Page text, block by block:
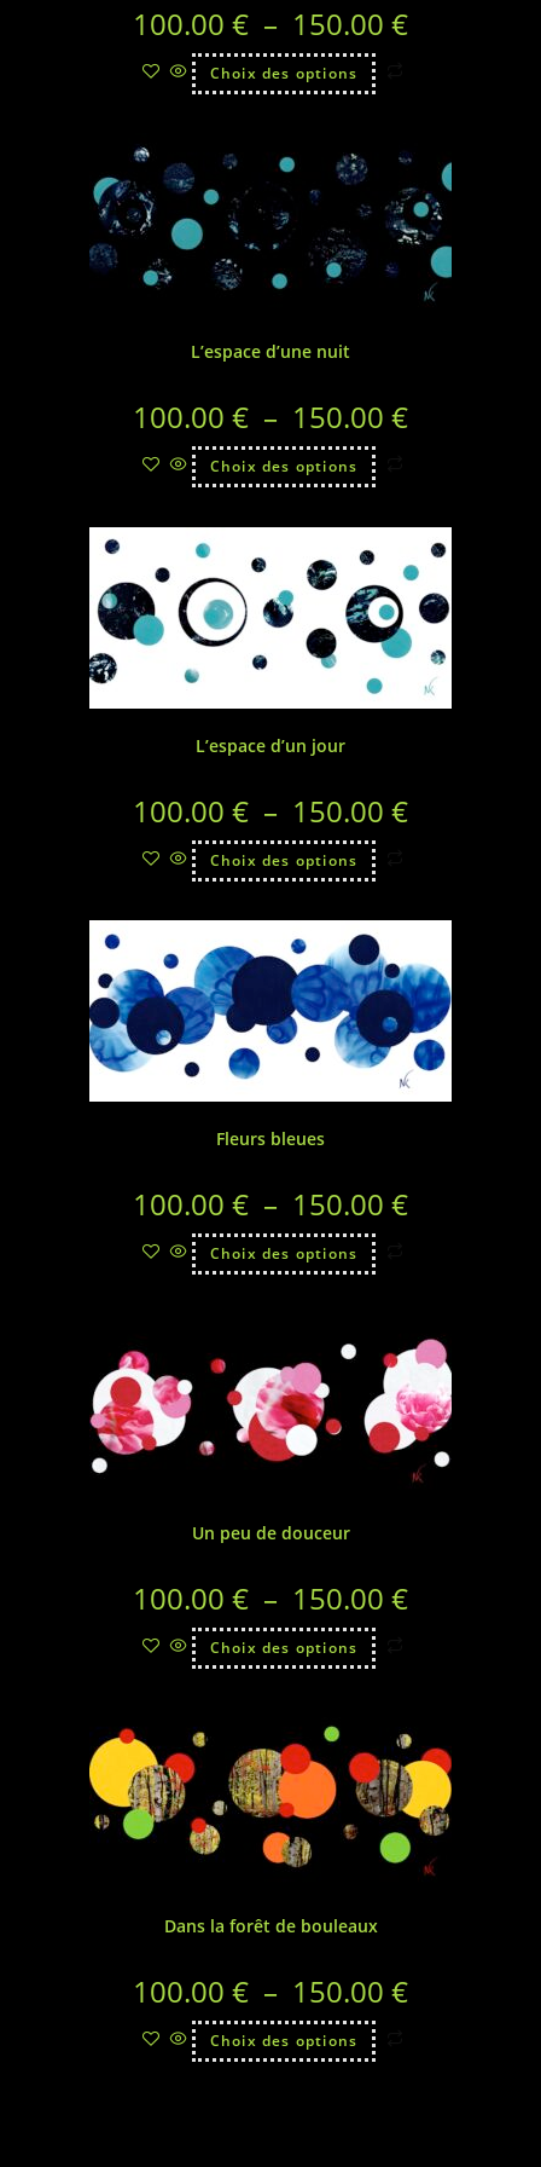
100.00 € – 150.00 €
Choix des options
L’espace d’une nuit
100.00 € – 150.00 €
Choix des options
L’espace d’un jour
100.00 € – 150.00 €
Choix des options
Fleurs bleues
100.00 € – 150.00 €
Choix des options
Un peu de douceur
100.00 € – 150.00 €
Choix des options
Dans la forêt de bouleaux
100.00 € – 150.00 €
Choix des options